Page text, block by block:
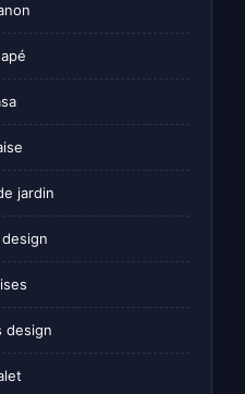
jardin
design